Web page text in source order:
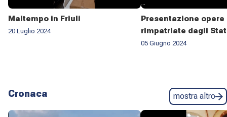
Maltempo in Friuli
20 Luglio 2024
Presentazione
rimpatriate dagli
05 Giugno 2024
Cronaca mostra altro